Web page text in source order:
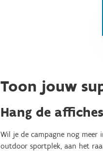
Toon jouw
Hang de
Wil je de campagne nog
outdoor sportplek, aan het